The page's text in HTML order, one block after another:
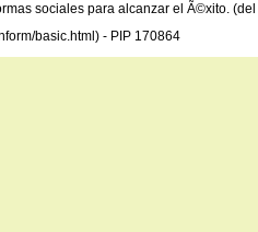
sociales para alcanzar el Ã©xito.
basic.html) - PIP 170864